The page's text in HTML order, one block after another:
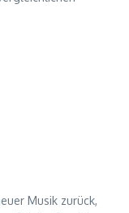
Musik zurück,